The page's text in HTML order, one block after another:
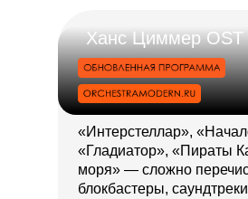
Ханс Циммер OST
«Интерстеллар»,
«Гладиатор», «Пираты
моря» — сложно
блокбастеры, саундтреки